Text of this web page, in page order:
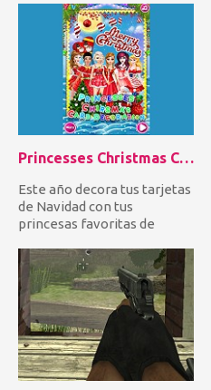
Princesses Christmas Card Decoration
Este año decora tus tarjetas
de Navidad con tus
princesas favoritas de